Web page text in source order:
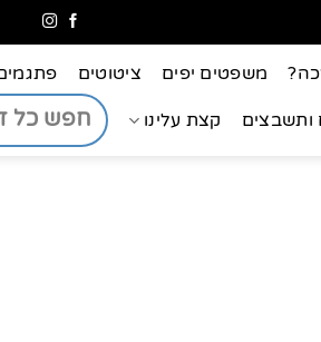
משפטים יפים ציטוטים
ותשבצים קצת עלינו